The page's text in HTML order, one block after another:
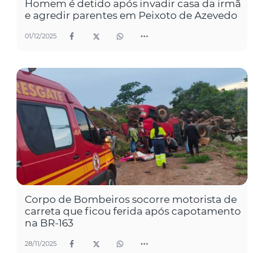
Homem é detido após invadir casa da irmã
e agredir parentes em Peixoto de Azevedo
01/12/2025
Corpo de Bombeiros socorre motorista de
carreta que ficou ferida após capotamento
na BR-163
28/11/2025